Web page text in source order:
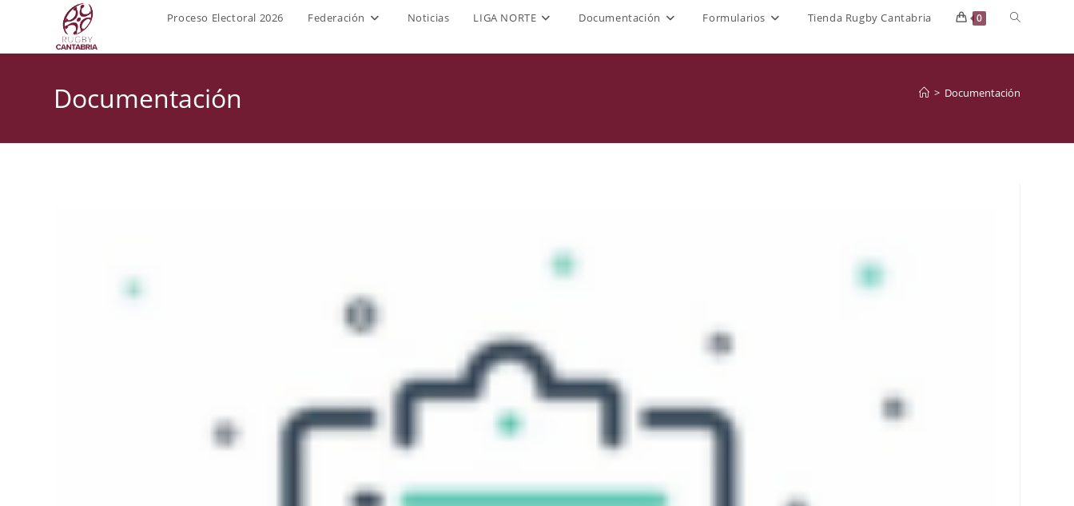
Proceso Electoral 2026 Federación Noticias LIGA NORTE Documentación Formularios Tienda Rugby Cantabria 0 Alternar
búsqueda
de
Documentación > Documentación